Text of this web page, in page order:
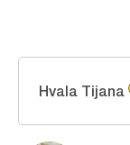
Hvala Tijana